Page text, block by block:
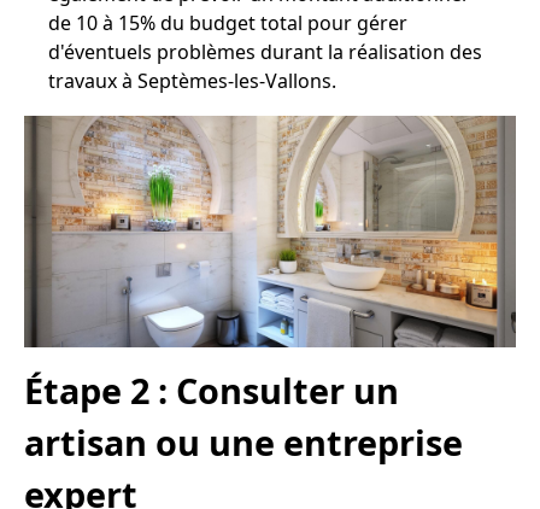
de 10 à 15% du budget total pour gérer
d'éventuels problèmes durant la réalisation des
travaux à Septèmes-les-Vallons.
Étape 2 : Consulter un
artisan ou une entreprise
expert